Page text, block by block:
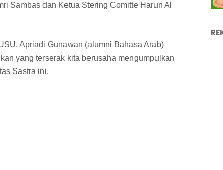
Sambas dan Ketua Stering Comitte Harun Al
Apriadi Gunawan (alumni Bahasa Arab)
yang terserak kita berusaha mengumpulkan
Sastra ini.